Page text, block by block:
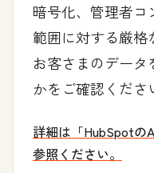
暗号化、管理者コ
範囲に対する厳
お客さまのデータ
かをご確認くださ
詳細は「HubSpotの
参照ください。